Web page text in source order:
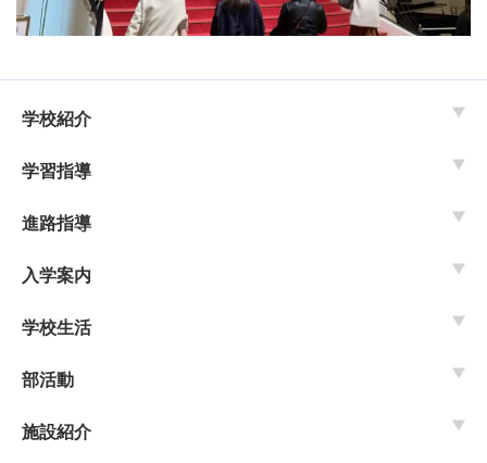
学校紹介
学習指導
進路指導
入学案内
学校生活
部活動
施設紹介